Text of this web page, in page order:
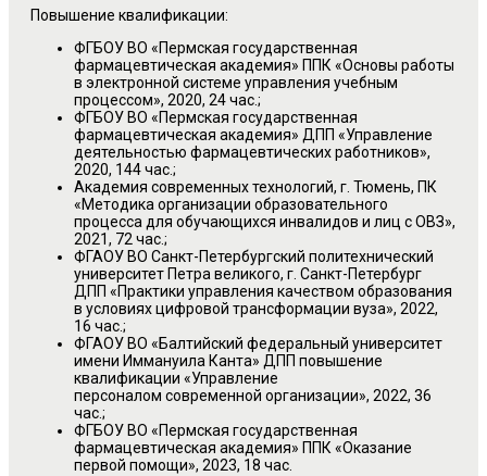
Повышение квалификации:
ФГБОУ ВО «Пермская государственная
фармацевтическая академия» ППК «Основы работы
в электронной системе управления учебным
процессом», 2020, 24 час.;
ФГБОУ ВО «Пермская государственная
фармацевтическая академия» ДПП «Управление
деятельностью фармацевтических работников»,
2020, 144 час.;
Академия современных технологий, г. Тюмень, ПК
«Методика организации образовательного
процесса для обучающихся инвалидов и лиц с ОВЗ»,
2021, 72 час.;
ФГАОУ ВО Санкт-Петербургский политехнический
университет Петра великого, г. Санкт-Петербург
ДПП «Практики управления качеством образования
в условиях цифровой трансформации вуза», 2022,
16 час.;
ФГАОУ ВО «Балтийский федеральный университет
имени Иммануила Канта» ДПП повышение
квалификации «Управление
персоналом современной организации», 2022, 36
час.;
ФГБОУ ВО «Пермская государственная
фармацевтическая академия» ППК «Оказание
первой помощи», 2023, 18 час.